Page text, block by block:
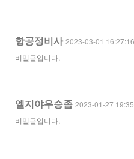
항공정비사2023-03-01 16:27:16
비밀글입니다.
엘지야우승좀 2023-01-27
비밀글입니다.